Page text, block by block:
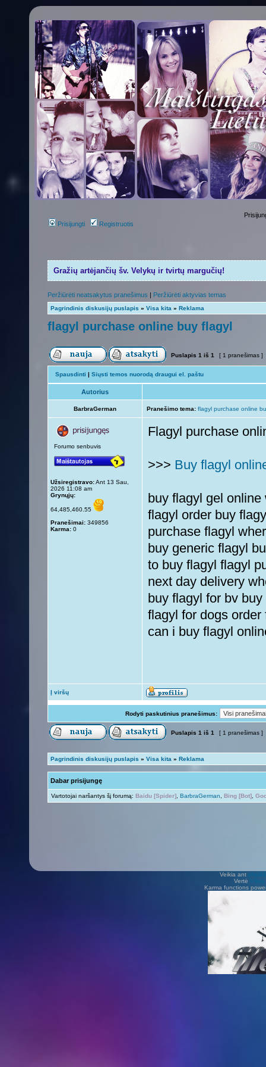
Prisijungti Registruotis
Gražių artėjančių šv. Velykų ir tvirtų margučių!
Peržiūrėti neatsakytus pranešimus | Peržiūrėti aktyvias temas
Pagrindinis diskusijų puslapis » Visa kita » Reklama
flagyl purchase online buy flagyl
Puslapis 1 iš 1 [ 1 pranešimas ]
Spausdinti | Siųsti temos nuorodą draugui el. paštu
Autorius
BarbraGerman Pranešimo tema: flagyl purchase online
Forumo senbuvis
Užsiregistravo:Ant 13 Sau,
2026 11:08 am
Grynųjų:
64,485,460.55
Pranešimai: 349856
Karma: 0
Flagyl purchase
>>> Buy flagyl
buy flagyl gel
flagyl order buy
purchase flagyl
buy generic flagyl
to buy flagyl flagyl
next day delivery
buy flagyl for bv
flagyl for dogs
can i buy flagyl
Į viršų
Rodyti paskutinius pranešimus:
Puslapis 1 iš 1 [ 1 pranešimas ]
Pagrindinis diskusijų puslapis » Visa kita » Reklama
Dabar prisijungę
Vartotojai naršantys šį forumą: Baidu [Spider] BarbraGerman Bing [Bot]
Veikia ant
Vertė Vilius
Karma functions